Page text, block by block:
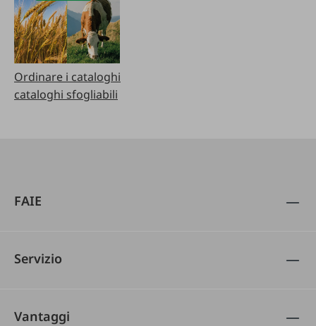
Ordinare i cataloghi
cataloghi sfogliabili
FAIE
Servizio
Vantaggi